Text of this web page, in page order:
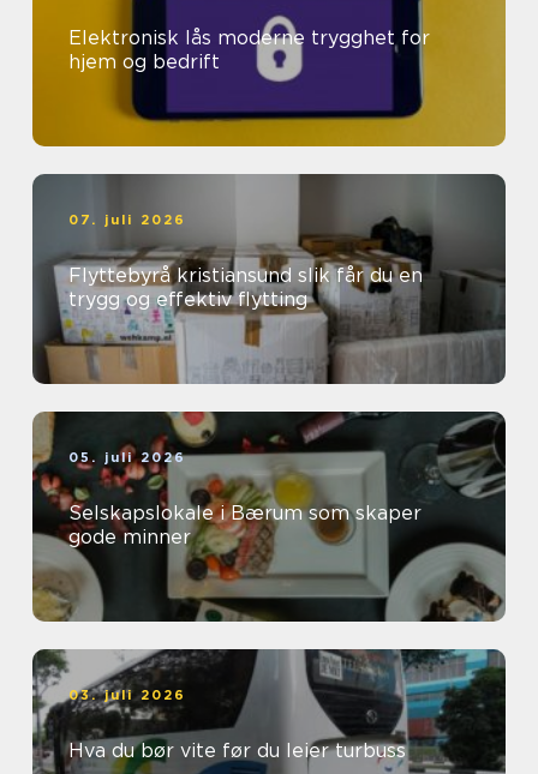
Elektronisk lås moderne trygghet for
hjem og bedrift
07. juli 2026
Flyttebyrå kristiansund slik får du en
trygg og effektiv flytting
05. juli 2026
Selskapslokale i Bærum som skaper
gode minner
03. juli 2026
Hva du bør vite før du leier turbuss